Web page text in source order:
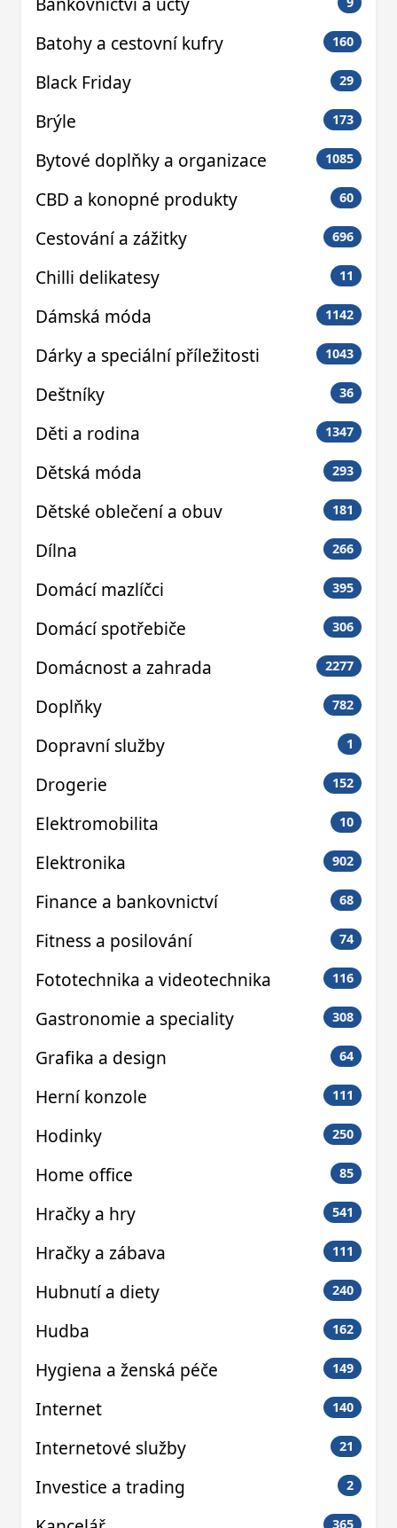
Batohy a cestovní kufry 160
Black Friday 29
Brýle 173
Bytové doplňky a organizace 1085
CBD a konopné produkty 60
Cestování a zážitky 696
Chilli delikatesy 11
Dámská móda 1142
Dárky a speciální příležitosti 1043
Deštníky 36
Děti a rodina 1347
Dětská móda 293
Dětské oblečení a obuv 181
Dílna 266
Domácí mazlíčci 395
Domácí spotřebiče 306
Domácnost a zahrada 2277
Doplňky 782
Dopravní služby 1
Drogerie 152
Elektromobilita 10
Elektronika 902
Finance a bankovnictví 68
Fitness a posilování 74
Fototechnika a videotechnika 116
Gastronomie a speciality 308
Grafika a design 64
Herní konzole 111
Hodinky 250
Home office 85
Hračky a hry 541
Hračky a zábava 111
Hubnutí a diety 240
Hudba 162
Hygiena a ženská péče 149
Internet 140
Internetové služby 21
Investice a trading 2
365